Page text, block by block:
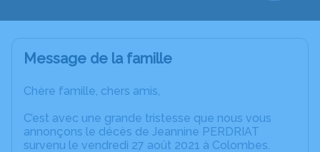
Message de la famille
Chère famille, chers amis,
C’est avec une grande tristesse que nous vous
annonçons le décès de Jeannine PERDRIAT
survenu le vendredi 27 août 2021 à Colombes.